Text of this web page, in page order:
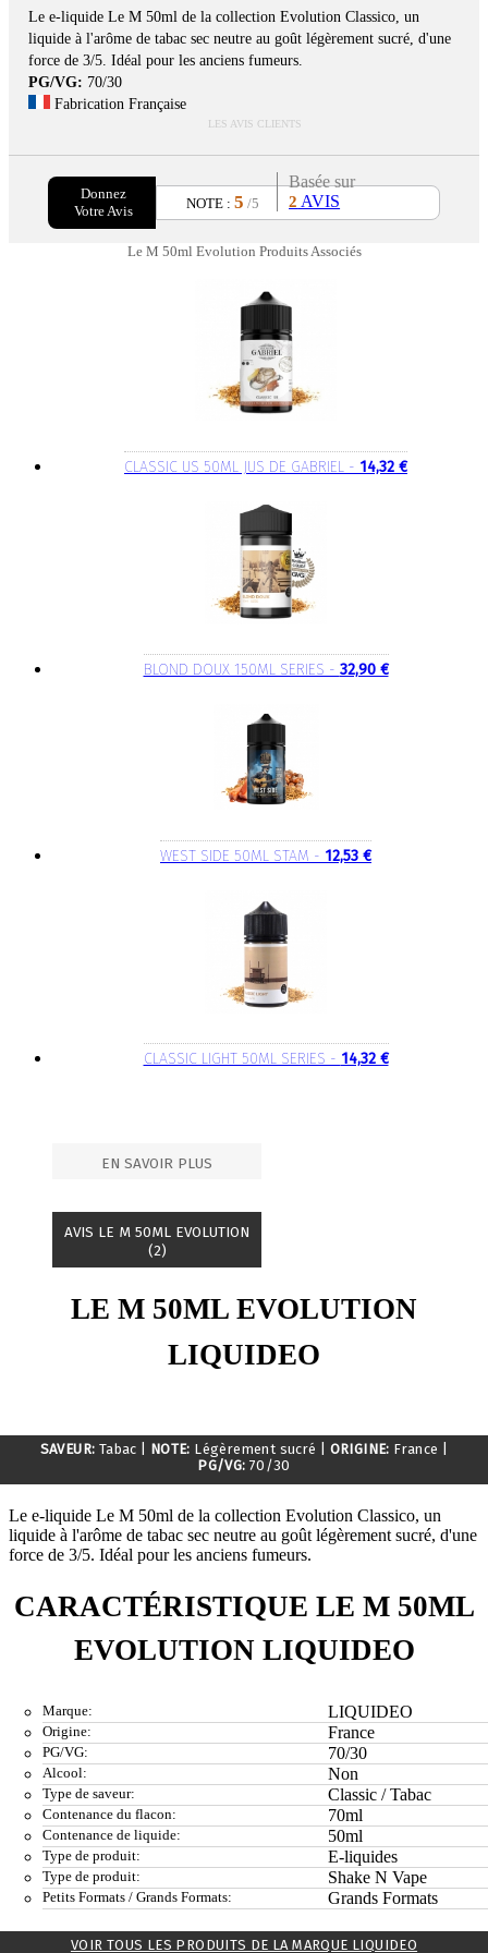
Le e-liquide Le M 50ml de la collection Evolution Classico, un
liquide à l'arôme de tabac sec neutre au goût légèrement sucré, d'une
force de 3/5. Idéal pour les anciens fumeurs.
PG/VG: 70/30
Fabrication Française
LES AVIS CLIENTS
Donnez
Votre Avis
NOTE : 5 /5
Basée sur
2 AVIS
Le M 50ml Evolution Produits Associés
CLASSIC US 50ML JUS DE GABRIEL - 14,32 €
BLOND DOUX 150ML SERIES - 32,90 €
WEST SIDE 50ML STAM - 12,53 €
CLASSIC LIGHT 50ML SERIES - 14,32 €
EN SAVOIR PLUS
AVIS LE M 50ML EVOLUTION
(2)
LE M 50ML EVOLUTION
LIQUIDEO
SAVEUR: Tabac NOTE: Légèrement sucré ORIGINE: France
PG/VG: 70/30
Le e-liquide Le M 50ml de la collection Evolution Classico, un
liquide à l'arôme de tabac sec neutre au goût légèrement sucré, d'une
force de 3/5. Idéal pour les anciens fumeurs.
CARACTÉRISTIQUE LE M 50ML
EVOLUTION LIQUIDEO
Marque: LIQUIDEO
Origine: France
PG/VG: 70/30
Alcool: Non
Type de saveur: Classic / Tabac
Contenance du flacon: 70ml
Contenance de liquide: 50ml
Type de produit: E-liquides
Type de produit: Shake N Vape
Petits Formats / Grands Formats: Grands Formats
VOIR TOUS LES PRODUITS DE LA MARQUE LIQUIDEO